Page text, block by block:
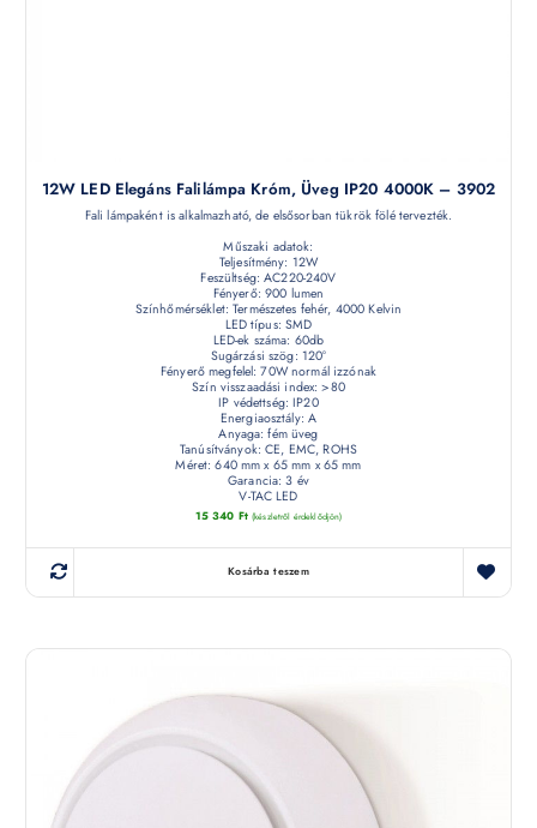
12W LED Elegáns Falilámpa Króm, Üveg IP20 4000K – 3902
Fali lámpaként is alkalmazható, de elsősorban tükrök fölé tervezték.
Műszaki adatok:
Teljesítmény: 12W
Feszültség: AC220-240V
Fényerő: 900 lumen
Színhőmérséklet: Természetes fehér, 4000 Kelvin
LED típus: SMD
LED-ek száma: 60db
Sugárzási szög: 120°
Fényerő megfelel: 70W normál izzónak
Szín visszaadási index: >80
IP védettség: IP20
Energiaosztály: A
Anyaga: fém üveg
Tanúsítványok: CE, EMC, ROHS
Méret: 640 mm x 65 mm x 65 mm
Garancia: 3 év
V-TAC LED
15 340 Ft (készletről érdeklődjön)
Kosárba teszem